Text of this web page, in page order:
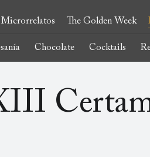
Microrrelatos The Golden Week
Chocolate Cocktails